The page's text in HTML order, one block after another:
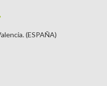
(ESPAÑA)